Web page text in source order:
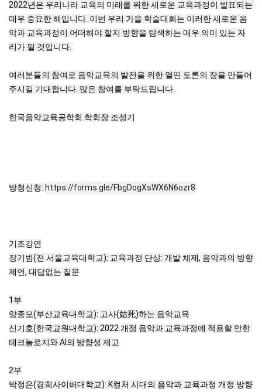
2022년은 우리나라 교육의 미래를 위한 새로운 교육과정이 발표되는
매우 중요한 해입니다. 이번 우리 가을 학술대회는 이러한 새로운 음
악과 교육과정이 어떠해야 할지 방향을 탐색하는 매우 의미 있는 자
리가 될 것입니다.
여러분들의 참여로 음악교육의 발전을 위한 열띤 토론의 장을 만들어
주시길 기대합니다. 많은 참여를 부탁드립니다.
한국음악교육공학회 학회장 조성기
방청신청: https://forms.gle/FbgDogXsWX6N6ozr8
기조강연
장기범(전 서울교육대학교): 교육과정 단상: 개발 체제, 음악과의 방향
제언, 대답없는 질문
1부
양종모(부산교육대학교): 고사(姑死)하는 음악교육
신기호(한국교원대학교): 2022 개정 음악과 교육과정에 적용할 만한
테크놀로지와 AI의 방향성 제고
2부
박정은(경희사이버대학교): K컬처 시대의 음악과 교육과정 개정 방향